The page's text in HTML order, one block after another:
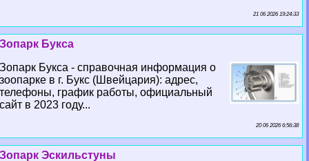
21 06 2026 19:24:33
Зопарк Букса
Зопарк Букса - справочная информация о
зоопарке в г. Букс (Швейцария): адрес,
телефоны, график работы, официальный
сайт в 2023 году...
20 06 2026 6:56:38
Зопарк Эскильстуны